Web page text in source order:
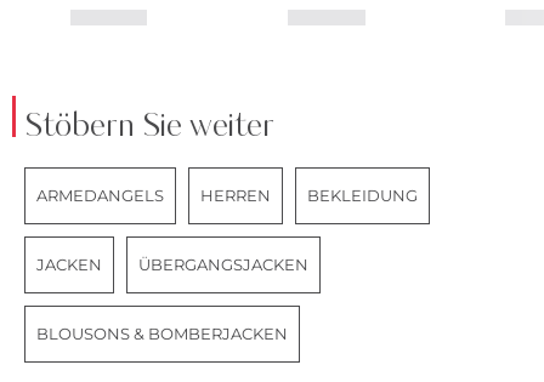
Stöbern Sie weiter
ARMEDANGELS HERREN BEKLEIDUNG
JACKEN ÜBERGANGSJACKEN
BLOUSONS & BOMBERJACKEN